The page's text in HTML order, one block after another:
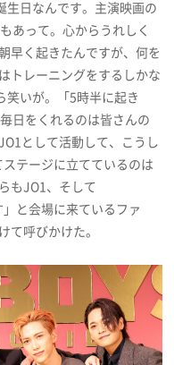
生日なんです。主演映画の
あって。心からうれしく
早く起きたんですが、何を
トレーニングをするしかな
笑いが。「5時半に起き
日をくれるのは皆さんの
として活動して、こうし
テージに立てているのは
もJO1、そして
」と会場に来ているファ
て呼びかけた。